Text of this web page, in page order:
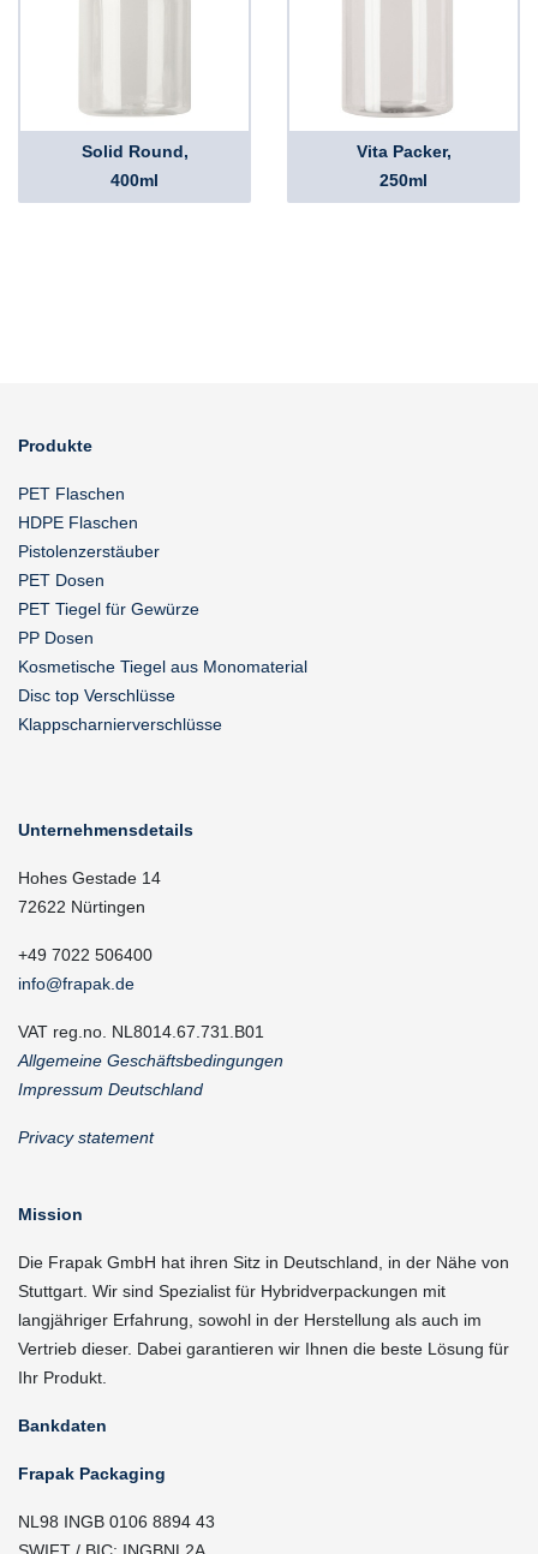
Solid Round,
400ml
Vita Packer,
250ml
Produkte
PET Flaschen
HDPE Flaschen
Pistolenzerstäuber
PET Dosen
PET Tiegel für Gewürze
PP Dosen
Kosmetische Tiegel aus Monomaterial
Disc top Verschlüsse
Klappscharnierverschlüsse
Unternehmensdetails
Hohes Gestade 14
72622 Nürtingen
+49 7022 506400
info@frapak.de
VAT reg.no. NL8014.67.731.B01
Allgemeine Geschäftsbedingungen
Impressum Deutschland
Privacy statement
Mission
Die Frapak GmbH hat ihren Sitz in Deutschland, in der Nähe von
Stuttgart. Wir sind Spezialist für Hybridverpackungen mit
langjähriger Erfahrung, sowohl in der Herstellung als auch im
Vertrieb dieser. Dabei garantieren wir Ihnen die beste Lösung für
Ihr Produkt.
Bankdaten
Frapak Packaging
NL98 INGB 0106 8894 43